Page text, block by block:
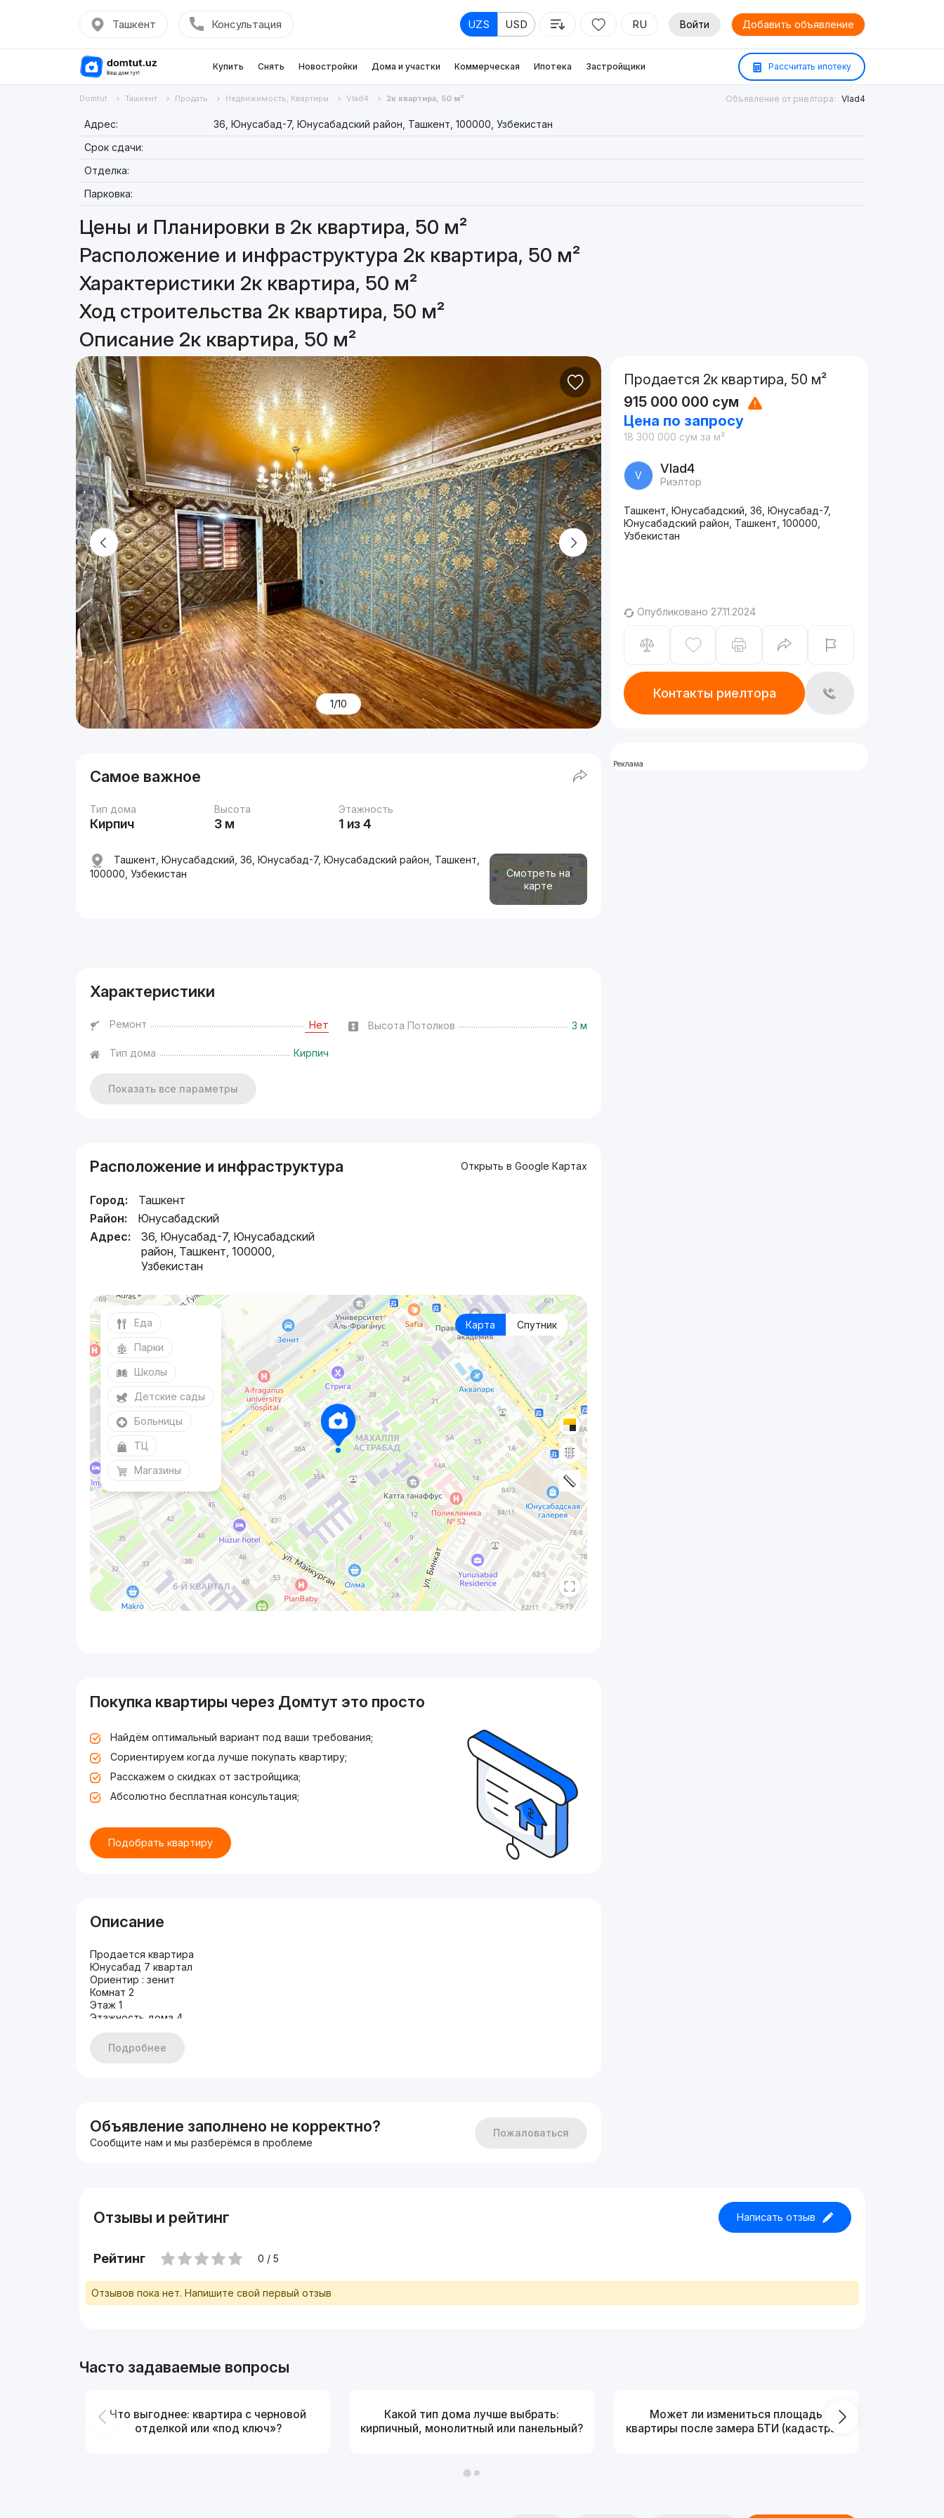
Ташкент Консультация UZS USD RU Войти Добавить объявление
Купить Снять Новостройки Дома и участки Коммерческая Ипотека Застройщики Рассчитать ипотеку
Domtut Ташкент Продать Недвижимость, Квартиры Vlad4 2к квартира, 50 м² Объявление от риелтора: Vlad4
Адрес:
36, Юнусабад-7, Юнусабадский район, Ташкент, 100000, Узбекистан
Срок сдачи:
Отделка:
Парковка:
Цены и Планировки в 2к квартира, 50 м²
Расположение и инфраструктура 2к квартира, 50 м²
Характеристики 2к квартира, 50 м²
Ход строительства 2к квартира, 50 м²
Описание 2к квартира, 50 м²
1/10
Самое важное
Тип дома
Кирпич
Высота
3 м
Этажность
1 из 4
Смотреть на
карте
Ташкент, Юнусабадский, 36, Юнусабад-7, Юнусабадский район, Ташкент,
100000, Узбекистан
Характеристики
Ремонт Нет Высота Потолков 3 м
Тип дома Кирпич
Показать все параметры
Расположение и инфраструктура Открыть в Google Картах
Город:
Ташкент
Район:
Юнусабадский
Адрес:
36, Юнусабад-7, Юнусабадский
район, Ташкент, 100000,
Узбекистан
Карта Спутник
Еда
Парки
Школы
Детские сады
Больницы
ТЦ
Магазины
Покупка квартиры через Домтут это просто
Найдём оптимальный вариант под ваши требования;
Сориентируем когда лучше покупать квартиру;
Расскажем о скидках от застройщика;
Абсолютно бесплатная консультация;
Подобрать квартиру
Описание
Продается квартира
Юнусабад 7 квартал
Ориентир : зенит
Комнат 2
Этаж 1
Этажность дома 4
Состояние хорошее
Имеется 2 огорода
Подробнее
Объявление заполнено не корректно?
Сообщите нам и мы разберёмся в проблеме
Пожаловаться
Продается 2к квартира, 50 м²
915 000 000 сум
Цена по запросу
18 300 000 сум за м²
V Vlad4
Риэлтор
Ташкент, Юнусабадский, 36, Юнусабад-7,
Юнусабадский район, Ташкент, 100000,
Узбекистан
Опубликовано 27.11.2024
Контакты риелтора
Реклама
Отзывы и рейтинг Написать отзыв
Рейтинг 0 / 5
Отзывов пока нет. Напишите свой первый отзыв
Часто задаваемые вопросы
Что выгоднее: квартира с черновой
отделкой или «под ключ»?
Какой тип дома лучше выбрать:
кирпичный, монолитный или панельный?
Может ли измениться площадь
квартиры после замера БТИ (кадастра)?